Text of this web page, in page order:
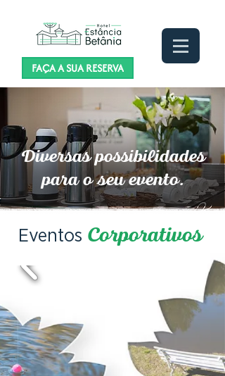
FAÇA A SUA RESERVA
Diversas possibilidades
para o seu evento.
Eventos Corporativos